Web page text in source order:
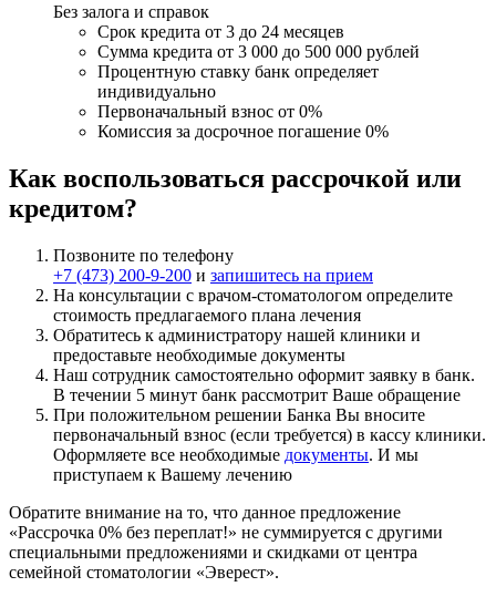
Без залога и справок
Срок кредита от 3 до 24 месяцев
Сумма кредита от 3 000 до 500 000 рублей
Процентную ставку банк определяет
индивидуально
Первоначальный взнос от 0%
Комиссия за досрочное погашение 0%
Как воспользоваться рассрочкой или
кредитом?
Позвоните по телефону
+7 (473) 200-9-200 и запишитесь на прием
На консультации с врачом-стоматологом определите
стоимость предлагаемого плана лечения
Обратитесь к администратору нашей клиники и
предоставьте необходимые документы
Наш сотрудник самостоятельно оформит заявку в банк.
В течении 5 минут банк рассмотрит Ваше обращение
При положительном решении Банка Вы вносите
первоначальный взнос (если требуется) в кассу клиники.
Оформляете все необходимые документы. И мы
приступаем к Вашему лечению
Обратите внимание на то, что данное предложение
«Рассрочка 0% без переплат!» не суммируется с другими
специальными предложениями и скидками от центра
семейной стоматологии «Эверест».